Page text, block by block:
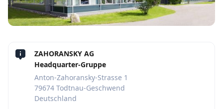
ZAHORANSKY AG
Headquarter-Gruppe
Anton-Zahoransky-Strasse 1
79674 Todtnau-Geschwend
Deutschland